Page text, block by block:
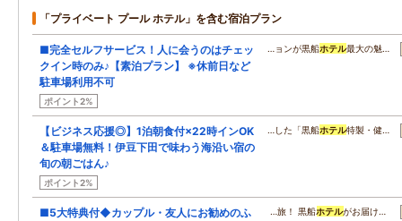
「プライベート プール ホテル」を含む宿泊プラン
■完全セルフサービス！人に会うのはチェッ
クイン時のみ♪【素泊プラン】 ※休前日など
駐車場利用不可
ポイント2%
…ョンが黒船ホテル最大の魅…
【ビジネス応援◎】1泊朝食付×22時インOK
＆駐車場無料！伊豆下田で味わう海沿い宿の
旬の朝ごはん♪
ポイント2%
…した「黒船ホテル特製・健…
■5大特典付◆カップル・友人にお勧めのふ
…旅！ 黒船ホテルがお届け…